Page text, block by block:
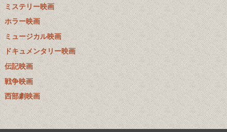
ミステリー映画
ホラー映画
ミュージカル映画
ドキュメンタリー映画
伝記映画
戦争映画
西部劇映画